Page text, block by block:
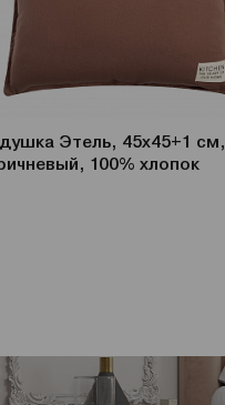
Этель, 45х45+1 см,
100% хлопок